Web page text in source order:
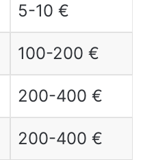
5-10 €
100-200 €
200-400 €
200-400 €